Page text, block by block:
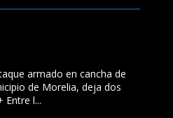
armado en cancha de
de Morelia, deja dos
l...